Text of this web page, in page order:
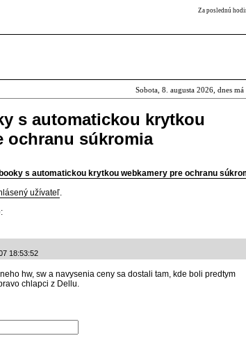
Za poslednú
Sobota, 8. augusta 2026, dnes
s automatickou krytkou
ochranu súkromia
s automatickou krytkou webkamery pre ochranu
užívateľ.
18:53:52
hw, sw a navysenia ceny sa dostali tam, kde boli predtym
chlapci z Dellu.